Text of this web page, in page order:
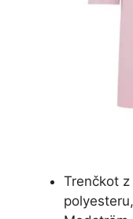
Trenčkot